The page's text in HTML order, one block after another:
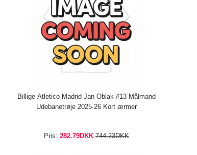
Billige Atletico Madrid Jan Oblak #13 Målmand
Udebanetrøje 2025-26 Kort ærmer
Pris: 282.79DKK 744.23DKK